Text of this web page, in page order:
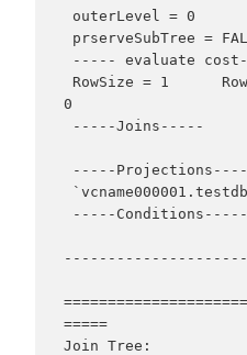
0
=====
Join Tree: